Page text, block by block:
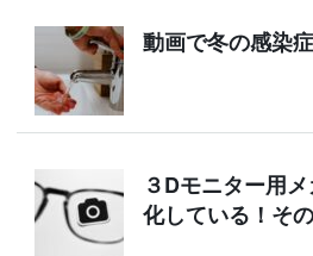
動画で冬の感染
３Dモニター用
化している！そ